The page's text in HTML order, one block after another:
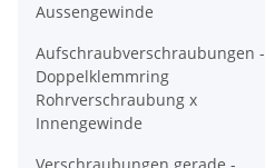
Aussengewinde
Aufschraubverschraubungen -
Doppelklemmring
Rohrverschraubung x
Innengewinde